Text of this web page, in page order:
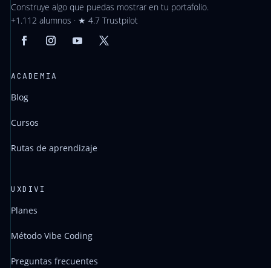
Construye algo que puedas mostrar en tu portafolio.
+1.112 alumnos · ★ 4.7 Trustpilot
ACADEMIA
Blog
Cursos
Rutas de aprendizaje
UXDIVI
Planes
Método Vibe Coding
Preguntas frecuentes